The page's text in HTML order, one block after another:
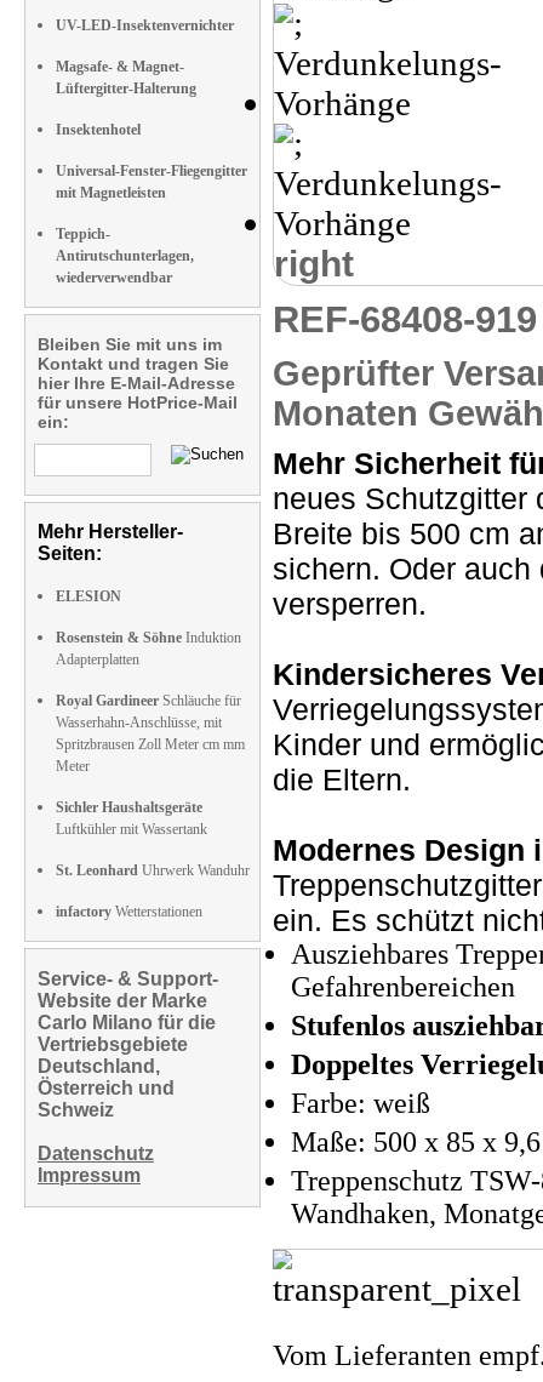
UV-LED-Insektenvernichter
Magsafe- & Magnet-
Lüftergitter-Halterung
Insektenhotel
Universal-Fenster-Fliegengitter
mit Magnetleisten
Teppich-
Antirutschunterlagen,
wiederverwendbar
Bleiben Sie mit uns im
Kontakt und tragen Sie
hier Ihre E-Mail-Adresse
für unsere HotPrice-Mail
ein:
Mehr Hersteller-
Seiten:
ELESION
Rosenstein & Söhne Induktion
Adapterplatten
Royal Gardineer Schläuche für
Wasserhahn-Anschlüsse, mit
Spritzbrausen Zoll Meter cm mm
Meter
Sichler Haushaltsgeräte
Luftkühler mit Wassertank
St. Leonhard Uhrwerk Wanduhr
infactory Wetterstationen
Service- & Support-
Website der Marke
Carlo Milano für die
Vertriebsgebiete
Deutschland,
Österreich und
Schweiz
Datenschutz
Impressum
right
REF-68408-
Geprüfter
Monaten
Mehr Sicherheit
neues Schutzgitter
Breite bis 500 cm
sichern. Oder
versperren.
Kindersicheres
Kinder und
die Eltern.
Modernes Design
ein. Es schützt
Ausziehbares
Gefahrenbereichen
Stufenlos
Doppeltes
Farbe: weiß
Maße: 500 x 85 x
Treppenschutz
Wandhaken,
Vom Lieferanten